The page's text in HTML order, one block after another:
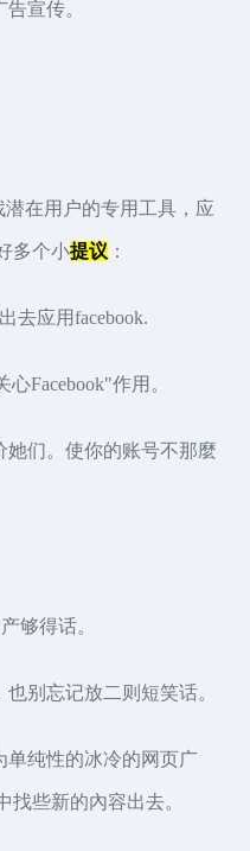
宣传。
潜在用户的专用工具，应
多个小提议 ：
去应用facebook.
Facebook"作用。
她们。使你的账号不那麼
够得话。
别忘记放二则短笑话。
单纯性的冰冷的网页广
些新的內容出去。